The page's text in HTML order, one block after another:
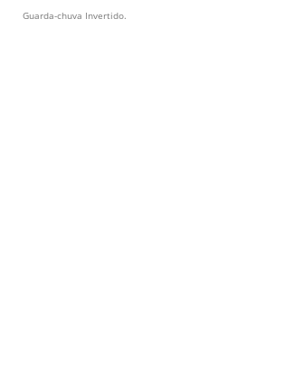
Guarda-chuva Invertido.